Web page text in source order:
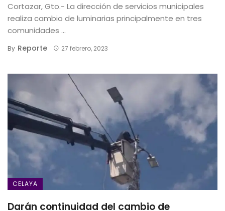
Cortazar, Gto.- La dirección de servicios municipales
realiza cambio de luminarias principalmente en tres
comunidades ...
By Reporte 27 febrero, 2023
CELAYA
Darán continuidad del cambio de